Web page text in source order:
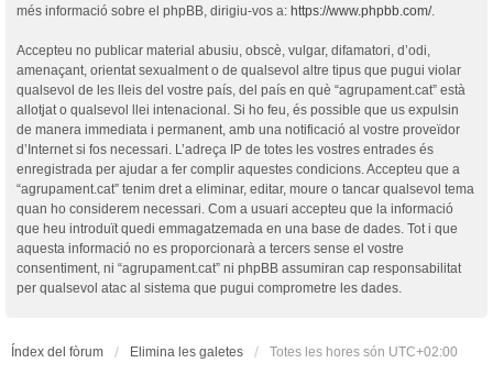
més informació sobre el phpBB, dirigiu-vos a: https://www.phpbb.com/.
Accepteu no publicar material abusiu, obscè, vulgar, difamatori, d’odi,
amenaçant, orientat sexualment o de qualsevol altre tipus que pugui violar
qualsevol de les lleis del vostre país, del país en què “agrupament.cat” està
allotjat o qualsevol llei intenacional. Si ho feu, és possible que us expulsin
de manera immediata i permanent, amb una notificació al vostre proveïdor
d’Internet si fos necessari. L’adreça IP de totes les vostres entrades és
enregistrada per ajudar a fer complir aquestes condicions. Accepteu que a
“agrupament.cat” tenim dret a eliminar, editar, moure o tancar qualsevol tema
quan ho considerem necessari. Com a usuari accepteu que la informació
que heu introduït quedi emmagatzemada en una base de dades. Tot i que
aquesta informació no es proporcionarà a tercers sense el vostre
consentiment, ni “agrupament.cat” ni phpBB assumiran cap responsabilitat
per qualsevol atac al sistema que pugui comprometre les dades.
Índex del fòrum Elimina les galetes Totes les hores són UTC+02:00